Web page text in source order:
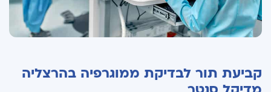
קביעת תור לבדיקת ממוגרפיה בהרצליה